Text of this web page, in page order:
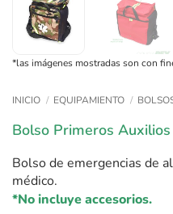
*las imágenes mostradas son con
INICIO / EQUIPAMIENTO /
Bolso Primeros
Bolso de emergencias de
médico.
*No incluye accesorios.